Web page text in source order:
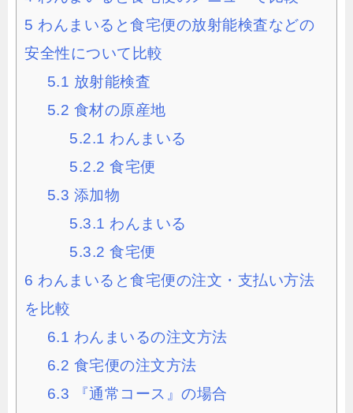
5 わんまいると食宅便の放射能検査などの
安全性について比較
5.1 放射能検査
5.2 食材の原産地
5.2.1 わんまいる
5.2.2 食宅便
5.3 添加物
5.3.1 わんまいる
5.3.2 食宅便
6 わんまいると食宅便の注文・支払い方法
を比較
6.1 わんまいるの注文方法
6.2 食宅便の注文方法
6.3 『通常コース』の場合